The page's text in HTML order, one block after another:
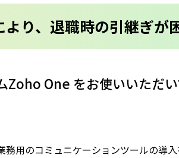
り、退職時の引継ぎが
One をお使いいただ
用のコミュニケーションツールの導入